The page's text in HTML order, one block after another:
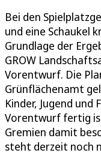
Bei den
und eine Schaukel
Grundlage der
GROW
Vorentwurf. Die
Grünflächenamt
Kinder, Jugend
Vorentwurf fertig
Gremien damit
steht derzeit noch